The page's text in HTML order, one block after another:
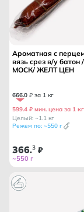
Ароматная с
вязь срез в/у
МОСК/ ЖЕЛТ ЦЕН
666.0 ₽ за 1 кг
599.4 ₽ мин. цена за 1 кг
Целый: ~1.1 кг
Режем по: ~550 г
366.3 ₽
~550 г